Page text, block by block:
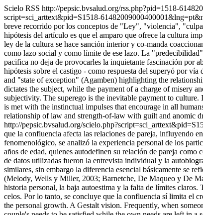
Scielo RSS http://pepsic.bvsalud.org/rss.php?pid=1518-
script=sci_arttext&pid=S1518-
breve recorrido por los conceptos de "Ley", "violencia",
hipótesis del artículo es que el amparo que ofrece la cultura
ley de la cultura se hace sanción interior y co-manda
como lazo social y como límite de ese lazo. La
pacifica no deja de provocarles la inquietante fascinación por
hipótesis sobre el castigo - como respuesta del superyó por
and "state of exception" (Agamben) highlighting the
dictates the subject, while the payment of a charge of misery
subjectivity. The superego is the inevitable payment to
is met with the instinctual impulses that encourage in all
relationship of law and strength-of-law with guilt and anomic
http://pepsic.bvsalud.org/
que la confluencia afecta las relaciones de pareja, influyendo
fenomenológico, se analizó la experiencia personal de los
años de edad, quienes autodefinen su relación de pareja
de datos utilizadas fueron la entrevista individual y la
similares, sin embargo la diferencia esencial básicamente se
(Melody, Wells y Miller, 2003; Barnetche, De Maqueo y De
historia personal, la baja autoestima y la falta de límites
celos. Por lo tanto, se concluye que la confluencia sí limita el
the personal growth. A Gestalt vision. Frequently, when